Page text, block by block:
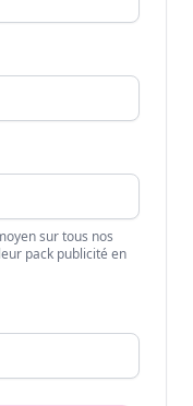
sur tous nos
pack publicité en